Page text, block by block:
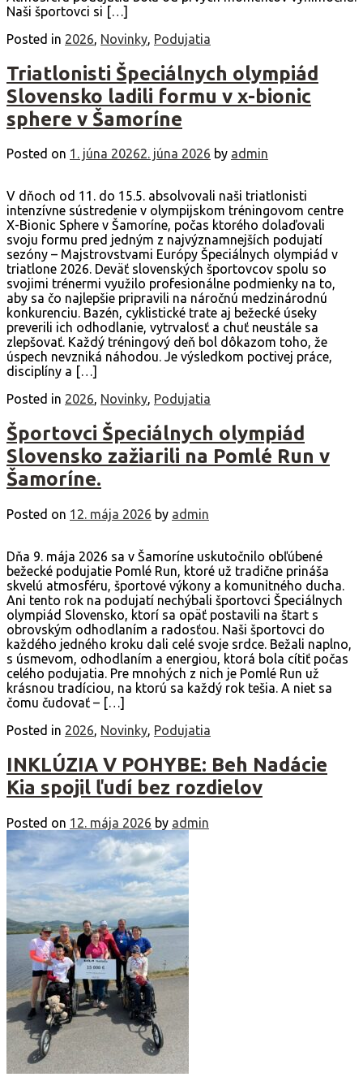
Naši športovci si […]
Posted in 2026, Novinky, Podujatia
Triatlonisti Špeciálnych olympiád
Slovensko ladili formu v x-bionic
sphere v Šamoríne
Posted on 1. júna 20262. júna 2026 by admin
V dňoch od 11. do 15.5. absolvovali naši triatlonisti
intenzívne sústredenie v olympijskom tréningovom centre
X-Bionic Sphere v Šamoríne, počas ktorého dolaďovali
svoju formu pred jedným z najvýznamnejších podujatí
sezóny – Majstrovstvami Európy Špeciálnych olympiád v
triatlone 2026. Deväť slovenských športovcov spolu so
svojimi trénermi využilo profesionálne podmienky na to,
aby sa čo najlepšie pripravili na náročnú medzinárodnú
konkurenciu. Bazén, cyklistické trate aj bežecké úseky
preverili ich odhodlanie, vytrvalosť a chuť neustále sa
zlepšovať. Každý tréningový deň bol dôkazom toho, že
úspech nevzniká náhodou. Je výsledkom poctivej práce,
disciplíny a […]
Posted in 2026, Novinky, Podujatia
Športovci Špeciálnych olympiád
Slovensko zažiarili na Pomlé Run v
Šamoríne.
Posted on 12. mája 2026 by admin
Dňa 9. mája 2026 sa v Šamoríne uskutočnilo obľúbené
bežecké podujatie Pomlé Run, ktoré už tradične prináša
skvelú atmosféru, športové výkony a komunitného ducha.
Ani tento rok na podujatí nechýbali športovci Špeciálnych
olympiád Slovensko, ktorí sa opäť postavili na štart s
obrovským odhodlaním a radosťou. Naši športovci do
každého jedného kroku dali celé svoje srdce. Bežali naplno,
s úsmevom, odhodlaním a energiou, ktorá bola cítiť počas
celého podujatia. Pre mnohých z nich je Pomlé Run už
krásnou tradíciou, na ktorú sa každý rok tešia. A niet sa
čomu čudovať – […]
Posted in 2026, Novinky, Podujatia
INKLÚZIA V POHYBE: Beh Nadácie
Kia spojil ľudí bez rozdielov
Posted on 12. mája 2026 by admin